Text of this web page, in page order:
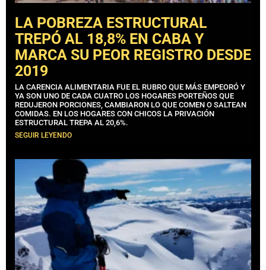
LA POBREZA ESTRUCTURAL
TREPÓ AL 18,8% EN CABA Y
MARCA SU PEOR REGISTRO DESDE
2019
LA CARENCIA ALIMENTARIA FUE EL RUBRO QUE MÁS EMPEORÓ Y
YA SON UNO DE CADA CUATRO LOS HOGARES PORTEÑOS QUE
REDUJERON PORCIONES, CAMBIARON LO QUE COMEN O SALTEAN
COMIDAS. EN LOS HOGARES CON CHICOS LA PRIVACIÓN
ESTRUCTURAL TREPA AL 20,6%.
SEGUIR LEYENDO